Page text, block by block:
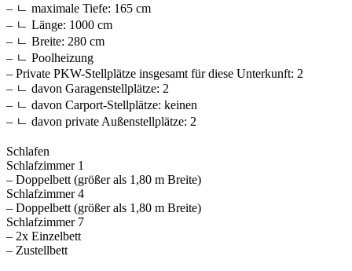
– ㄴ maximale Tiefe: 165 cm
– ㄴ Länge: 1000 cm
– ㄴ Breite: 280 cm
– ㄴ Poolheizung
– Private PKW-Stellplätze insgesamt für diese Unterkunft: 2
– ㄴ davon Garagenstellplätze: 2
– ㄴ davon Carport-Stellplätze: keinen
– ㄴ davon private Außen­stellplätze: 2
Schlafen
Schlafzimmer 1
– Doppelbett (größer als 1,80 m Breite)
Schlafzimmer 4
– Doppelbett (größer als 1,80 m Breite)
Schlafzimmer 7
– 2x Einzelbett
– Zustellbett